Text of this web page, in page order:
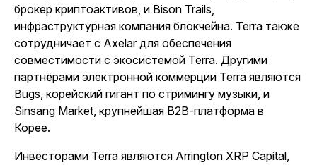
брокер криптоактивов, и Bison Trails,
инфраструктурная компания блокчейна. Terra также
сотрудничает с Axelar для обеспечения
совместимости с экосистемой Terra. Другими
партнёрами электронной коммерции Terra являются
Bugs, корейский гигант по стримингу музыки, и
Sinsang Market, крупнейшая B2B-платформа в
Корее.
Инвесторами Terra являются Arrington XRP Capital,